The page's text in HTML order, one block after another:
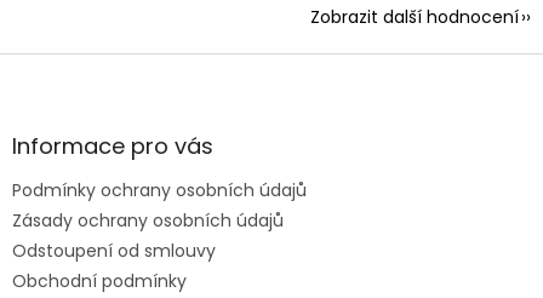
Zobrazit další hodnocení
Z
aInformace pro vás
Podmínky ochrany osobních údajů
Zásady ochrany osobních údajů
Odstoupení od smlouvy
Obchodní podmínky